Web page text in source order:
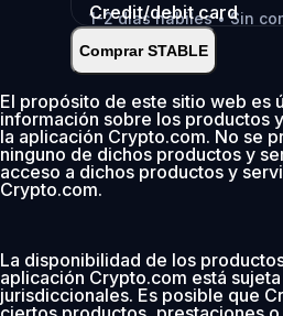
1-2 días hábiles • Sin
Depositar
Credit/debit card
Instantáneo•
0 % de comisión los
Añadir
Comprar STABLE
El propósito de este sitio web es
información sobre los productos
la aplicación Crypto.com. No se
ninguno de dichos productos y
acceso a dichos productos y
Crypto.com.
La disponibilidad de los
aplicación Crypto.com está
jurisdiccionales. Es posible que